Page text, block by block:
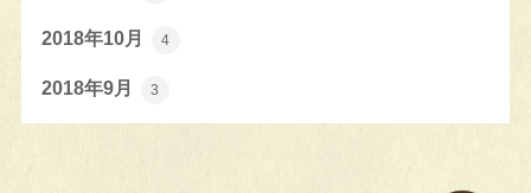
2018年10月 4
2018年9月 3